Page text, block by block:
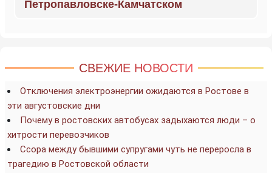
Петропавловске-Камчатском
СВЕЖИЕ НОВОСТИ
Отключения электроэнергии ожидаются в Ростове в
эти августовские дни
Почему в ростовских автобусах задыхаются люди – о
хитрости перевозчиков
Ссора между бывшими супругами чуть не переросла в
трагедию в Ростовской области